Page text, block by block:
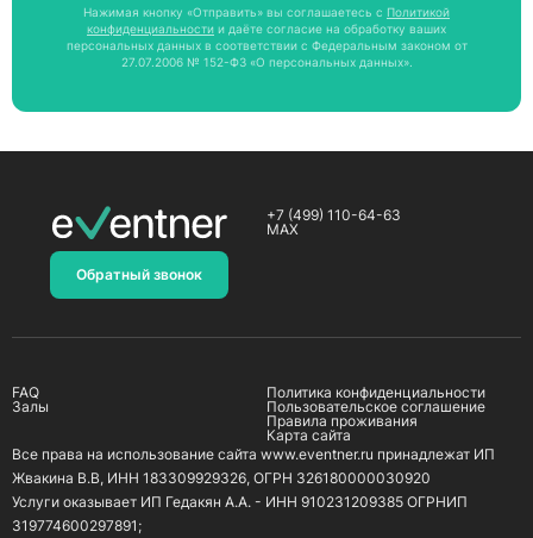
Нажимая кнопку «Отправить» вы соглашаетесь с Политикой
конфиденциальности и даёте согласие на обработку ваших
персональных данных в соответствии с Федеральным законом от
27.07.2006 № 152-ФЗ «О персональных данных».
Обратный звонок
+7 (499) 110-64-63
MAX
FAQ
Залы
Политика конфиденциальности
Пользовательское соглашение
Правила проживания
Карта сайта
Все права на использование сайта www.eventner.ru принадлежат ИП
Жвакина В.В, ИНН 183309929326, ОГРН 326180000030920
Услуги оказывает ИП Гедакян А.А. - ИНН 910231209385 ОГРНИП
319774600297891;